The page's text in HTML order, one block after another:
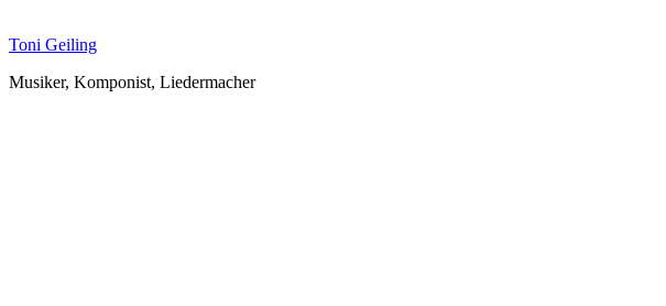
Toni Geiling
Musiker, Komponist, Liedermacher